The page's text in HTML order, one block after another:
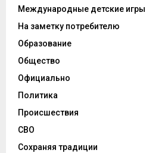
Международные детские игры
На заметку потребителю
Образование
Общество
Официально
Политика
Происшествия
СВО
Сохраняя традиции